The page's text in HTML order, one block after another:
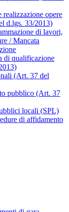
realizzazione opere
d.lgs. 33/2013)
di lavori,
/ Mancata
di qualificazione
(Art. 37 del
pubblico (Art. 37
locali (SPL)
di affidamento